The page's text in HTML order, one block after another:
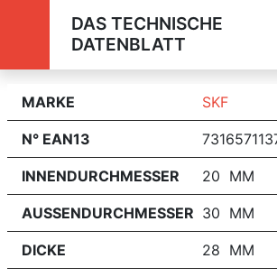
DAS TECHNISCHE
DATENBLATT
MARKE SKF
N° EAN13
INNENDURCHMESSER 20 MM
AUSSENDURCHMESSER 30 MM
DICKE 28 MM